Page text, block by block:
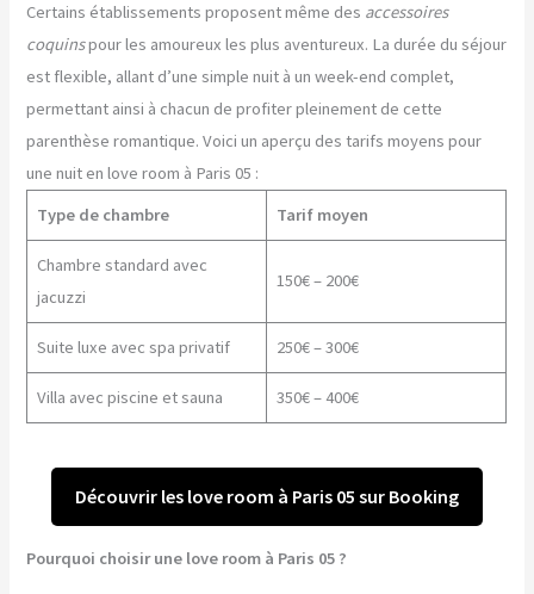
Certains établissements proposent même des accessoires
coquinspour les amoureux les plus aventureux. La durée du séjour
est flexible, allant d’une simple nuit à un week-end complet,
permettant ainsi à chacun de profiter pleinement de cette
parenthèse romantique. Voici un aperçu des tarifs moyens pour
une nuit en love room à Paris 05 :
Type de chambre
Tarif moyen
Chambre standard avec
jacuzzi
150€ – 200€
Suite luxe avec spa privatif 250€ – 300€
Villa avec piscine et sauna 350€ – 400€
Découvrir les love room à Paris 05 sur Booking
Pourquoi choisir une love room à Paris 05 ?